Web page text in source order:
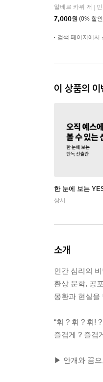
알베르 카뮈 저 |
7,000원 (0% 할
검색 페이지에서
이 상품의 이
한 눈에 보는
상시
소개
인간 심리의
환상 문학, 공
몽환과 현실을
“휘 ? 휘 ? 휘!
즐겁게 ? 즐겁
▶ 안개와 꿈으